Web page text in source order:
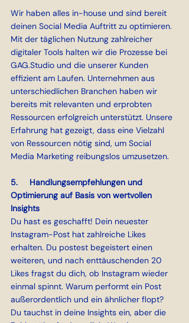
Wir haben alles in-house und sind bereit
deinen Social Media Auftritt zu optimieren.
Mit der täglichen Nutzung zahlreicher
digitaler Tools halten wir die Prozesse bei
GAG.Studio und die unserer Kunden
effizient am Laufen. Unternehmen aus
unterschiedlichen Branchen haben wir
bereits mit relevanten und erprobten
Ressourcen erfolgreich unterstützt. Unsere
Erfahrung hat gezeigt, dass eine Vielzahl
von Ressourcen nötig sind, um Social
Media Marketing reibungslos umzusetzen.
5.     Handlungsempfehlungen und
Optimierung auf Basis von wertvollen
Insights
Du hast es geschafft! Dein neuester
Instagram-Post hat zahlreiche Likes
erhalten. Du postest begeistert einen
weiteren, und nach enttäuschenden 20
Likes fragst du dich, ob Instagram wieder
einmal spinnt. Warum performt ein Post
außerordentlich und ein ähnlicher flopt?
Du tauchst in deine Insights ein, aber die